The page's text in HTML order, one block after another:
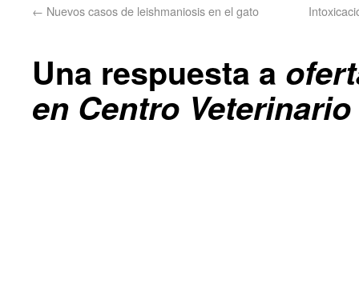
← Nuevos casos de leishmaniosis en el gato
Una respuesta a
en Centro